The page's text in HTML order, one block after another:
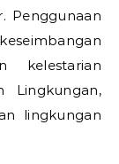
Penggunaan
kelestarian
Lingkungan,
lingkungan